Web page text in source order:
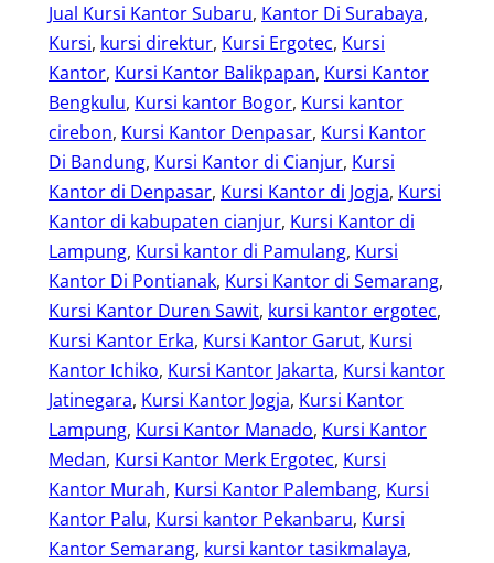
Jual Kursi Kantor Subaru, Kantor Di Surabaya
Kursi, kursi direktur, Kursi Ergotec, Kursi
Kantor, Kursi Kantor Balikpapan, Kursi Kantor
Bengkulu, Kursi kantor Bogor, Kursi kantor
cirebon, Kursi Kantor Denpasar, Kursi Kantor
Di Bandung, Kursi Kantor di Cianjur, Kursi
Kantor di Denpasar, Kursi Kantor di Jogja, Kursi
Kantor di kabupaten cianjur, Kursi Kantor di
Lampung, Kursi kantor di Pamulang, Kursi
Kantor Di Pontianak, Kursi Kantor di Semarang
Kursi Kantor Duren Sawit, kursi kantor ergotec
Kursi Kantor Erka, Kursi Kantor Garut, Kursi
Kantor Ichiko, Kursi Kantor Jakarta, Kursi kantor
Jatinegara, Kursi Kantor Jogja, Kursi Kantor
Lampung, Kursi Kantor Manado, Kursi Kantor
Medan, Kursi Kantor Merk Ergotec, Kursi
Kantor Murah, Kursi Kantor Palembang, Kursi
Kantor Palu, Kursi kantor Pekanbaru, Kursi
Kantor Semarang, kursi kantor tasikmalaya